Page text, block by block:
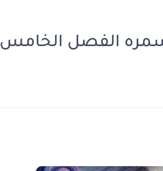
الخامس 5 بقلم مرج البحر